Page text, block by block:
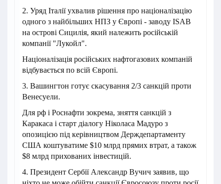
2. Уряд Італії ухвалив рішення про націоналізацію
одного з найбільших НПЗ у Європі - заводу ISAB
на острові Сицилія, який належить російській
компанії "Лукойл".
Націоналізація російських нафтогазових компаній
відбувається по всій Європі.
3. Вашингтон готує скасування 2/3 санкцій проти
Венесуели.
Для рф і Роснафти зокрема, зняття санкцій з
Каракаса і старт діалогу Ніколаса Мадуро з
опозицією під керівництвом Держдепартаменту
США коштуватиме $10 млрд прямих втрат, а також
$8 млрд прихованих інвестицій.
4. Президент Сербії Александр Вучич заявив, що